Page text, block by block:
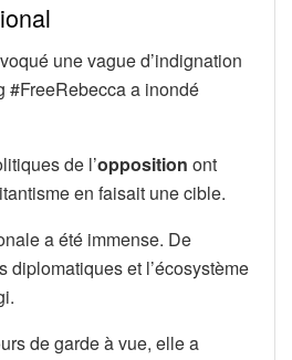
une vague d’indignation
#FreeRebecca a inondé
de l’opposition ont
en faisait une cible.
a été immense. De
diplomatiques et l’écosystème
de garde à vue, elle a